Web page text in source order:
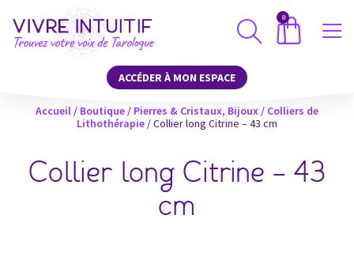
0
ACCÉDER À MON ESPACE
Accueil / Boutique / Pierres & Cristaux, Bijoux / Colliers de
Lithothérapie / Collier long Citrine – 43 cm
Collier long Citrine – 43
cm